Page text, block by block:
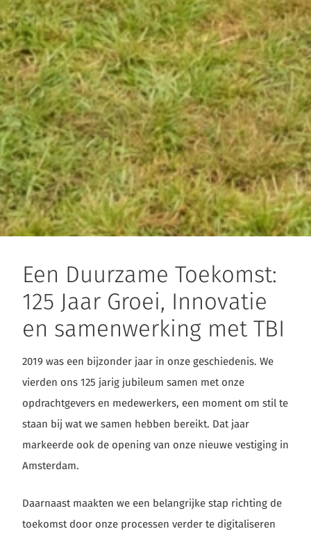
Een Duurzame Toekomst:
125 Jaar Groei, Innovatie
en samenwerking met TBI
2019 was een bijzonder jaar in onze geschiedenis. We
vierden ons 125 jarig jubileum samen met onze
opdrachtgevers en medewerkers, een moment om stil te
staan bij wat we samen hebben bereikt. Dat jaar
markeerde ook de opening van onze nieuwe vestiging in
Amsterdam.
Daarnaast maakten we een belangrijke stap richting de
toekomst door onze processen verder te digitaliseren